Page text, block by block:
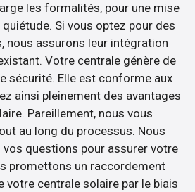
les formalités, pour une mise
Si vous optez pour des
nous assurons leur intégration
Votre centrale génère de
sécurité. Elle est conforme aux
ainsi pleinement des avantages
Pareillement, nous vous
au long du processus. Nous
questions pour assurer votre
promettons un raccordement
votre centrale solaire par le biais